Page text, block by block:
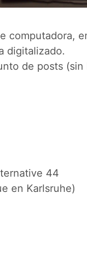
computadora,
digitalizado.
de posts
44
en Karlsruhe)